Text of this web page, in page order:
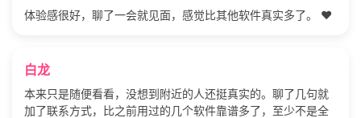
体验感很好，聊了一会就见面，感觉比其他软件真实多了。 ❤️
白龙
本来只是随便看看，没想到附近的人还挺真实的。聊了几句就
加了联系方式，比之前用过的几个软件靠谱多了，至少不是全